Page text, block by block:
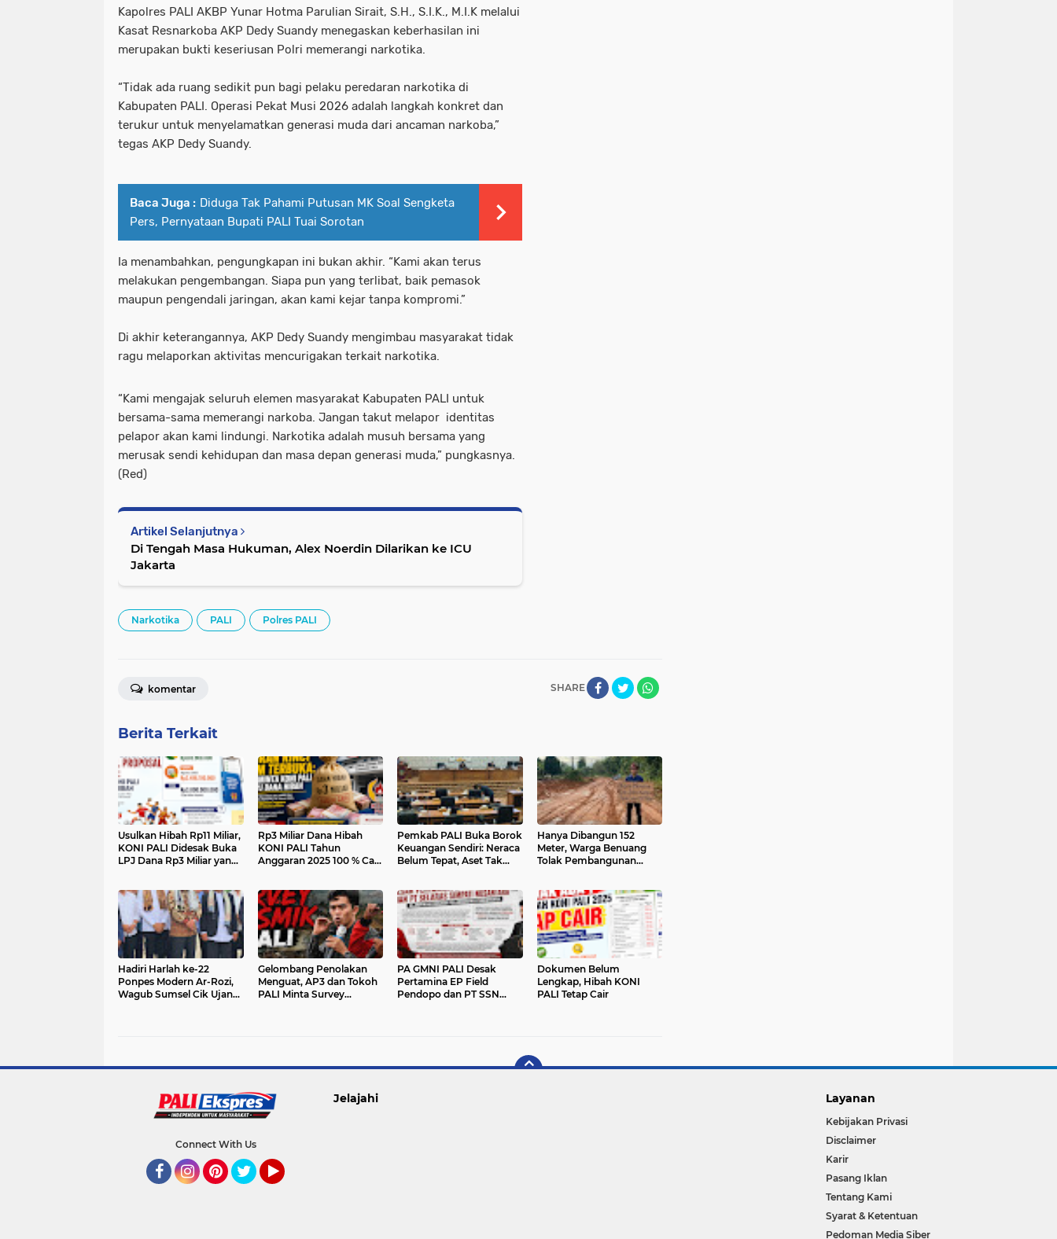
Kapolres PALI AKBP Yunar Hotma Parulian Sirait, S.H., S.I.K., M.I.K melalui
Kasat Resnarkoba AKP Dedy Suandy menegaskan keberhasilan ini
merupakan bukti keseriusan Polri memerangi narkotika.
“Tidak ada ruang sedikit pun bagi pelaku peredaran narkotika di
Kabupaten PALI. Operasi Pekat Musi 2026 adalah langkah konkret dan
terukur untuk menyelamatkan generasi muda dari ancaman narkoba,”
tegas AKP Dedy Suandy.
Baca Juga : Diduga Tak Pahami Putusan MK Soal Sengketa
Pers, Pernyataan Bupati PALI Tuai Sorotan
Ia menambahkan, pengungkapan ini bukan akhir. “Kami akan terus
melakukan pengembangan. Siapa pun yang terlibat, baik pemasok
maupun pengendali jaringan, akan kami kejar tanpa kompromi.”
Di akhir keterangannya, AKP Dedy Suandy mengimbau masyarakat tidak
ragu melaporkan aktivitas mencurigakan terkait narkotika.
“Kami mengajak seluruh elemen masyarakat Kabupaten PALI untuk
bersama-sama memerangi narkoba. Jangan takut melapor identitas
pelapor akan kami lindungi. Narkotika adalah musuh bersama yang
merusak sendi kehidupan dan masa depan generasi muda,” pungkasnya.
(Red)
Artikel Selanjutnya
Di Tengah Masa Hukuman, Alex Noerdin Dilarikan ke ICU
Jakarta
Narkotika PALI Polres PALI
SHARE
komentar
Berita Terkait
Usulkan Hibah Rp11 Miliar,
KONI PALI Didesak Buka
LPJ Dana Rp3 Miliar yang
Rp3 Miliar Dana Hibah
KONI PALI Tahun
Anggaran 2025 100 % Cair,
Pemkab PALI Buka Borok
Keuangan Sendiri: Neraca
Belum Tepat, Aset Tak
Hanya Dibangun 152
Meter, Warga Benuang
Tolak Pembangunan
Hadiri Harlah ke-22
Ponpes Modern Ar-Rozi,
Wagub Sumsel Cik Ujang
Gelombang Penolakan
Menguat, AP3 dan Tokoh
PALI Minta Survey
PA GMNI PALI Desak
Pertamina EP Field
Pendopo dan PT SSN
Dokumen Belum
Lengkap, Hibah KONI
PALI Tetap Cair
Connect With Us
Jelajahi Layanan
Kebijakan Privasi
Disclaimer
Karir
Pasang Iklan
Tentang Kami
Syarat & Ketentuan
Pedoman Media Siber